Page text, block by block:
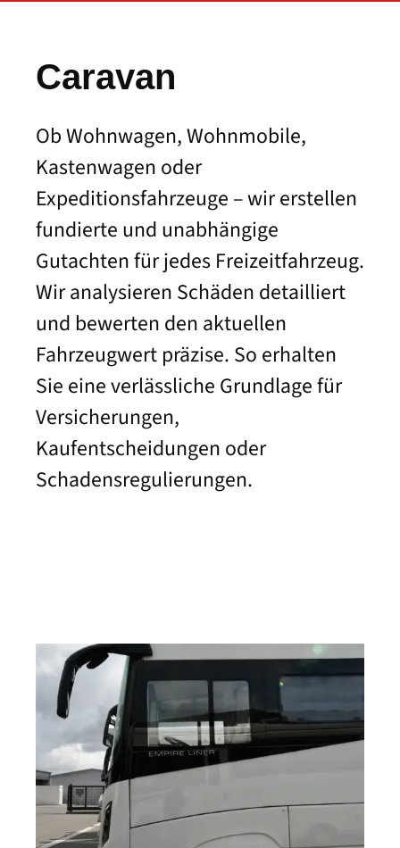
Caravan
Ob Wohnwagen, Wohnmobile,
Kastenwagen oder
Expeditionsfahrzeuge – wir erstellen
fundierte und unabhängige
Gutachten für jedes Freizeitfahrzeug.
Wir analysieren Schäden detailliert
und bewerten den aktuellen
Fahrzeugwert präzise. So erhalten
Sie eine verlässliche Grundlage für
Versicherungen,
Kaufentscheidungen oder
Schadensregulierungen.